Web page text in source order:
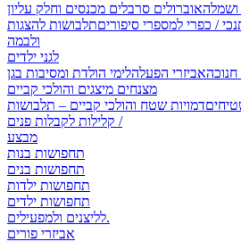
ושמלהאוברולים סרבלים מכנסים וחלק עליון
/ כפרי למספרי סיפוריםתלבושות להצגות
ולבמה
לגני ילדים
אביזרי הפעלהלימי הולדת ומסיבות בגן
מצנחים מיצגים והולכי קביים
דמויות שטח והולכי קביים – תלבושות
קלילות לקבלות פנים /
מבצע
תחפושות בנות
תחפושות בנים
תחפושות ילדות
תחפושות ילדים
לליצנים ולמפעילים.
אביזרי פורים